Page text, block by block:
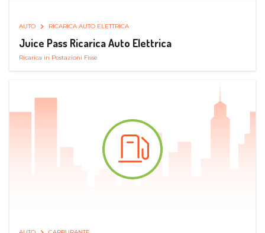
AUTO RICARICA AUTO ELETTRICA
Juice Pass Ricarica Auto Elettrica
Ricarica in Postazioni Fisse